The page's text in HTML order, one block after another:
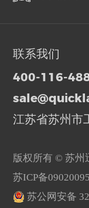
联系我们
400-116-
江苏省苏州市
版权所有 © 苏州
苏ICP备
苏公网安备